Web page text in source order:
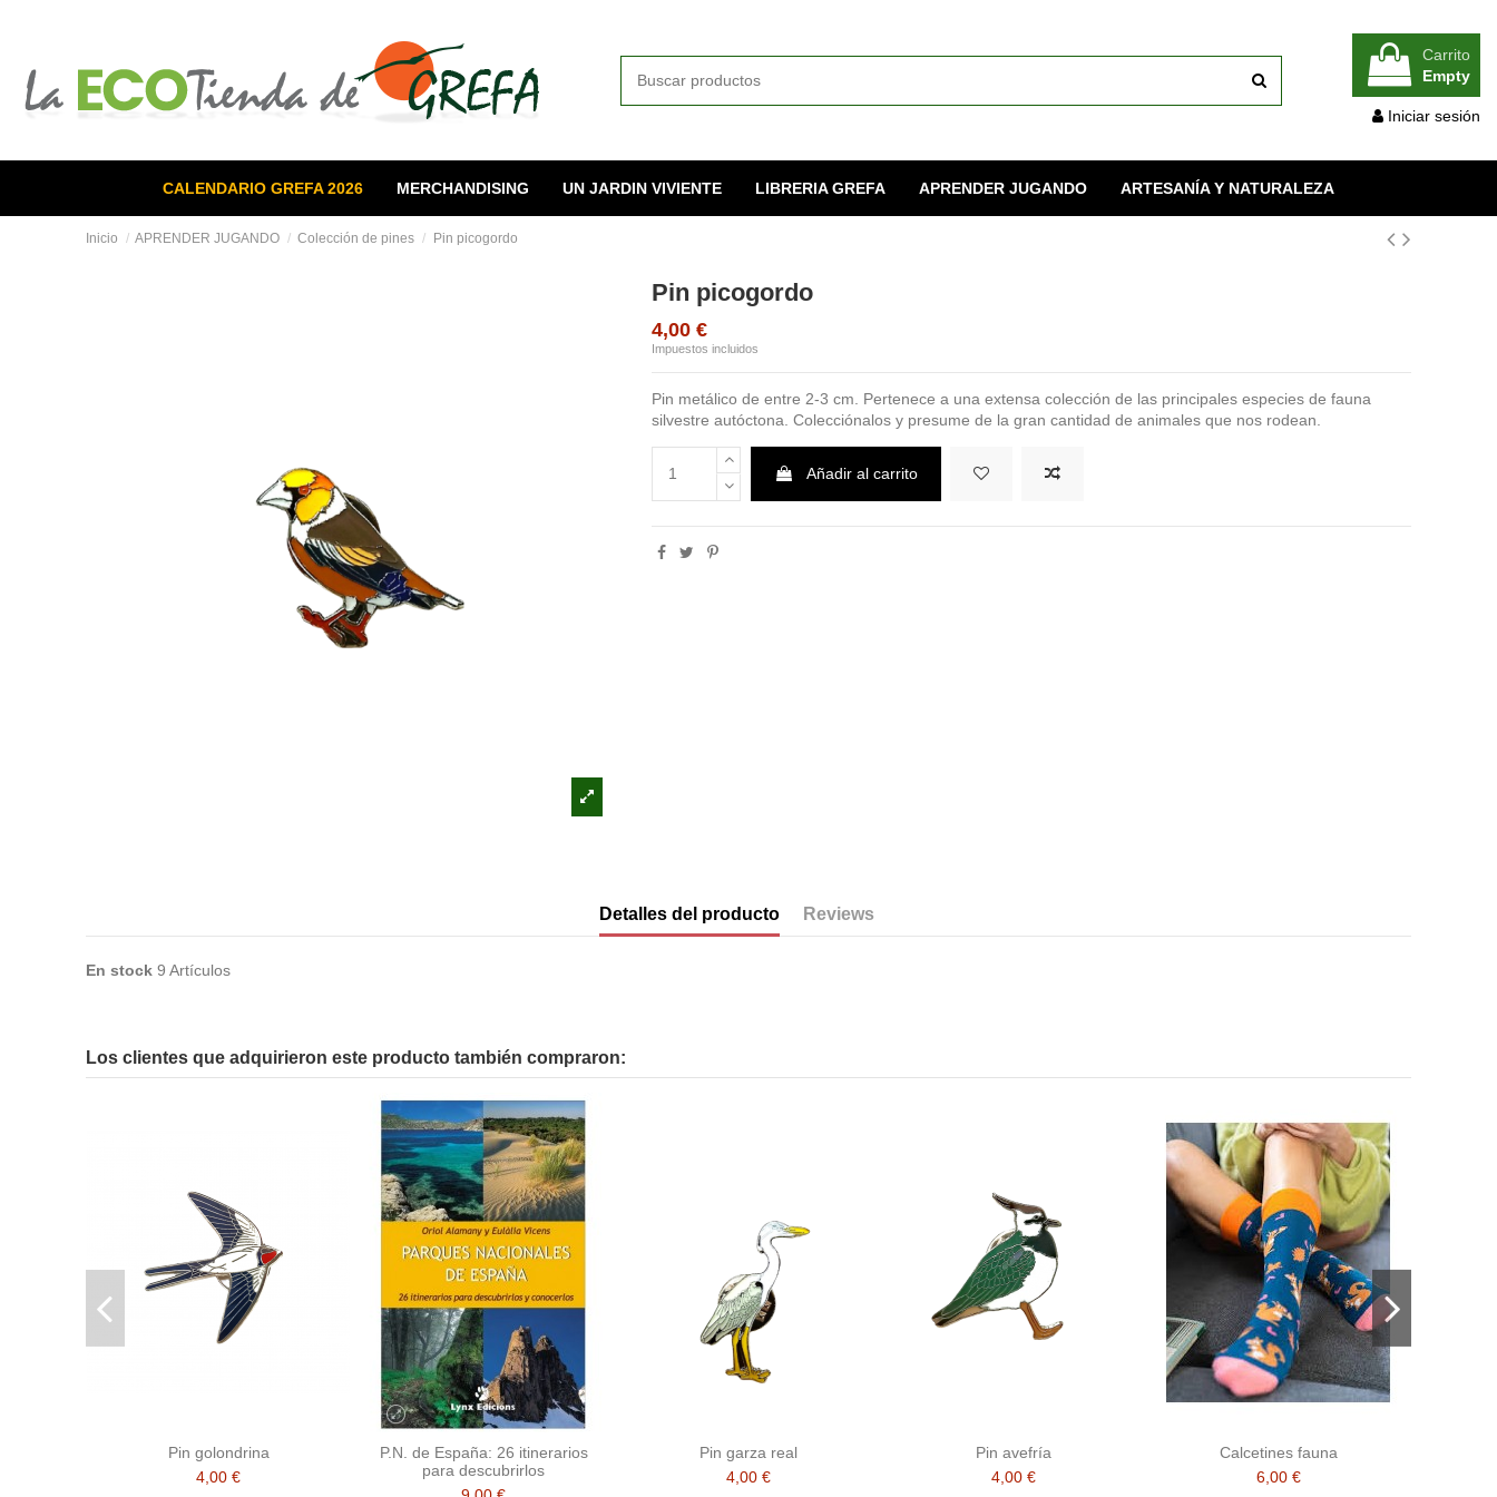
Carrito
Empty
Iniciar sesión
CALENDARIO GREFA 2026 MERCHANDISING UN JARDIN VIVIENTE LIBRERIA GREFA APRENDER JUGANDO ARTESANÍA Y NATURALEZA
Inicio APRENDER JUGANDO Colección de pines Pin picogordo
Pin picogordo
4,00 €
Impuestos incluidos
Pin metálico de entre 2-3 cm. Pertenece a una extensa colección de las principales especies de fauna
silvestre autóctona. Colecciónalos y presume de la gran cantidad de animales que nos rodean.
Añadir al carrito
Detalles del producto Reviews
En stock 9 Artículos
Los clientes que adquirieron este producto también compraron:
Pin golondrina
4,00 €
P.N. de España: 26 itinerarios
para descubrirlos
Pin garza real
4,00 €
Pin avefría
4,00 €
Calcetines fauna
6,00 €